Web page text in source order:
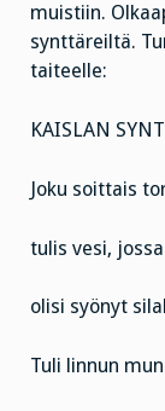
muistiin.
synttäreiltä.
taiteelle:
KAISLAN
Joku soittais
tulis vesi,
olisi syönyt
Tuli linnun